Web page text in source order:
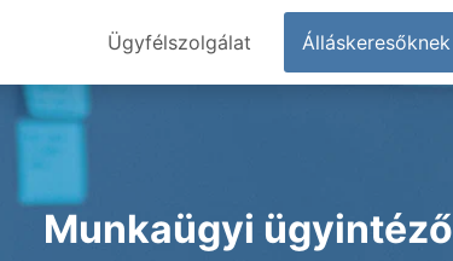
Ügyfélszolgálat Álláskeresőknek
Munkaügyi ügyintéző